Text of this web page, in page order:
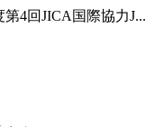
第4回JICA国際協力J...